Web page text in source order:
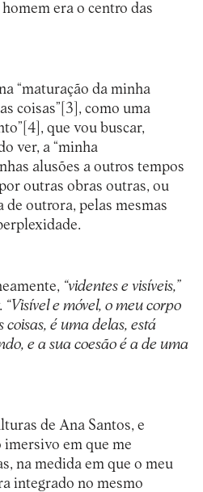
era o centro das
“maturação da minha
coisas” [3] , como uma
[4] , que vou buscar,
ver, a “minha
alusões a outros tempos
outras obras outras, ou
outrora, pelas mesmas
“videntes e visíveis,”
“Visível e móvel, o meu corpo
é uma delas, está
e a sua coesão é a de uma
de Ana Santos, e
imersivo em que me
na medida em que o meu
integrado no mesmo